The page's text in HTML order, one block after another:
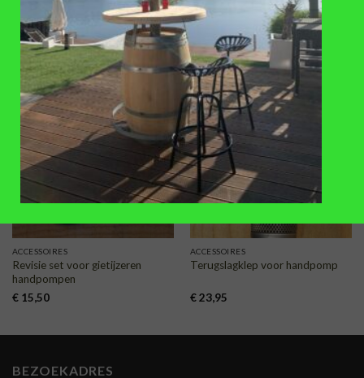
regentonverhoger (60-63cm)
300L
25,-
(diameter 80mm)
,-
TOEVOEGEN
AAN
ACCESSOIRES
Revisie set voor gietijzeren
handpompen
€15,50
ACCESSOIRES
Terugslagklep voor handpomp
€23,95
BEZOEKADRES